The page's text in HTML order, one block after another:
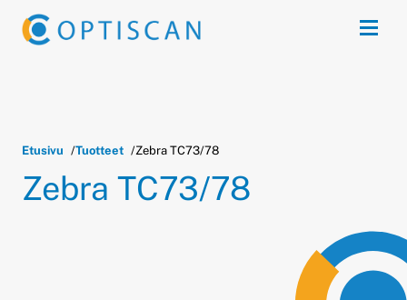
Siirry sisältöön
Avaa
Etusivu Tuotteet Zebra TC73/78
Zebra TC73/78